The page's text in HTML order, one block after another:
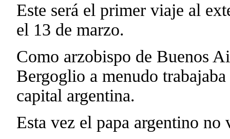
Este será el primer viaje al
el 13 de marzo.
Como arzobispo de Buenos
Bergoglio a menudo
capital argentina.
Esta vez el papa argentino no